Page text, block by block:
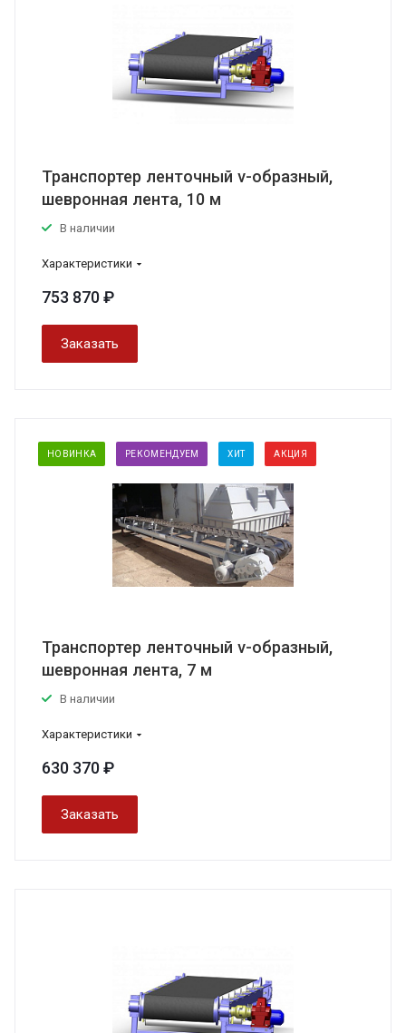
Транспортер ленточный v-образный,
шевронная лента, 10 м
В наличии
Характеристики
753 870 ₽
Заказать
НОВИНКА РЕКОМЕНДУЕМ ХИТ АКЦИЯ
Транспортер ленточный v-образный,
шевронная лента, 7 м
В наличии
Характеристики
630 370 ₽
Заказать